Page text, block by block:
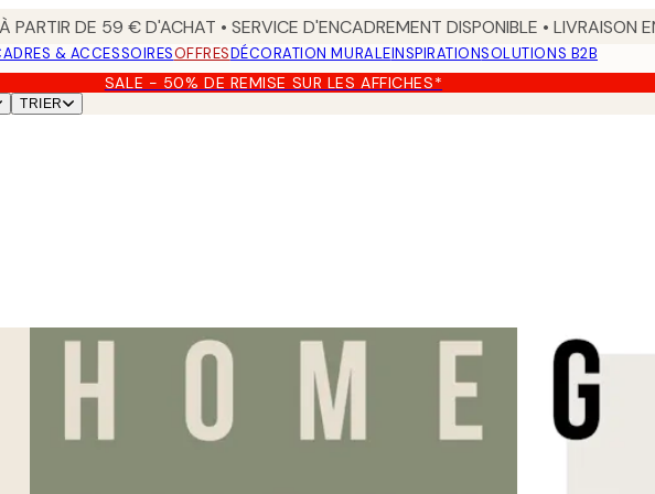
PARTIR DE 59 € D'ACHAT • SERVICE D'ENCADREMENT DISPONIBLE • LIVRAISON
& ACCESSOIRESOFFRESDÉCORATION MURALEINSPIRATIONSOLUTIONS B2B
SALE - 50% DE REMISE SUR LES AFFICHES*
TRIER